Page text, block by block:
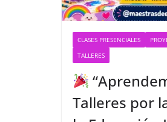
CLASES PRESENCIALES
TALLERES
Talleres por